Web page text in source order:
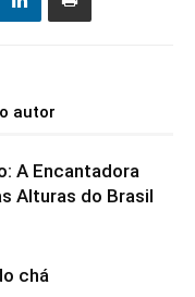
autor
A Encantadora
Alturas do Brasil
chá